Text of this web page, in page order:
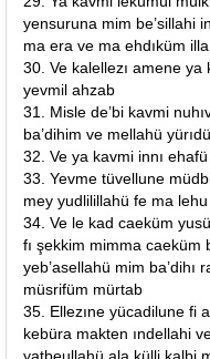
yensuruna mim be’sillahi
ma era ve ma ehdıküm
30. Ve kalellezı amene
yevmil ahzab
31. Misle de’bi kavmi
ba’dihim ve mellahü
32. Ve ya kavmi innı
33. Yevme tüvellune
mey yudlilillahü fe ma
34. Ve le kad caeküm
fı şekkim mimma
yeb’asellahü mim ba’dihı
müsrifüm mürtab
35. Ellezıne yücadilune fi
kebüra makten ındellahi